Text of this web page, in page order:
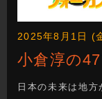
2025年8月1日 (
小倉淳の
日本の未来は地